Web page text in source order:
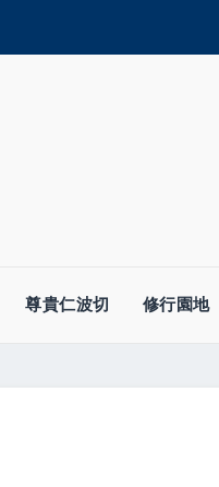
尊貴仁波切 修行園地